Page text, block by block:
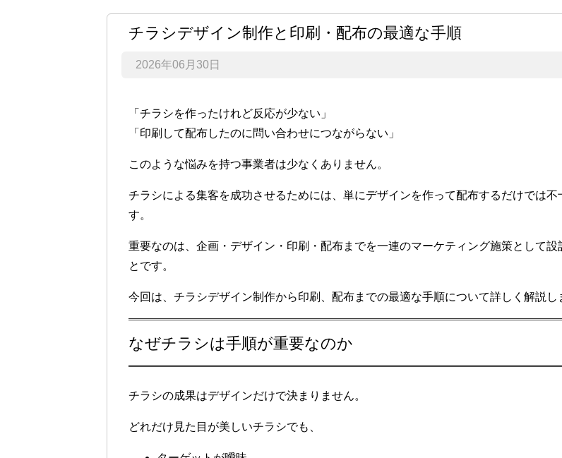
チラシデザイン制作と印刷・配布の最適な手順
2026年06月30日
「チラシを作ったけれど反応が少ない」
「印刷して配布したのに問い合わせにつながらない」
このような悩みを持つ事業者は少なくありません。
チラシによる集客を成功させるためには、単にデザインを作って配布するだけでは不
す。
重要なのは、企画・デザイン・印刷・配布までを一連のマーケティング施策として設
とです。
今回は、チラシデザイン制作から印刷、配布までの最適な手順について詳しく解説し
なぜチラシは手順が重要なのか
チラシの成果はデザインだけで決まりません。
どれだけ見た目が美しいチラシでも、